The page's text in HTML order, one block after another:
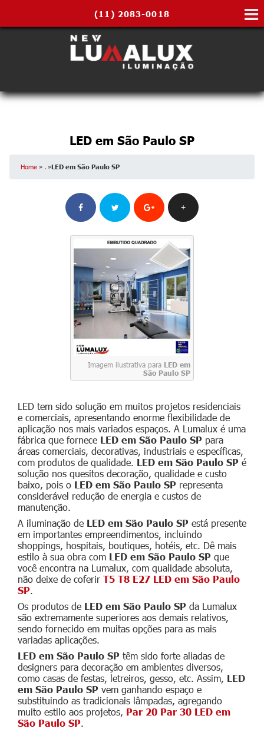
(11) 2083-0018
LED em São Paulo SP
Home » . »LED em São Paulo SP
+
Imagem ilustrativa para LED em
São Paulo SP
LED tem sido solução em muitos projetos residenciais
e comerciais, apresentando enorme flexibilidade de
aplicação nos mais variados espaços. A Lumalux é uma
fábrica que fornece LED em São Paulo SP para
áreas comerciais, decorativas, industriais e específicas,
com produtos de qualidade. LED em São Paulo SP é
solução nos quesitos decoração, qualidade e custo
baixo, pois o LED em São Paulo SP representa
considerável redução de energia e custos de
manutenção.
A iluminação de LED em São Paulo SP está presente
em importantes empreendimentos, incluindo
shoppings, hospitais, boutiques, hotéis, etc. Dê mais
estilo à sua obra com LED em São Paulo SP que
você encontra na Lumalux, com qualidade absoluta,
não deixe de coferir T5 T8 E27 LED em São Paulo
SP.
Os produtos de LED em São Paulo SP da Lumalux
são extremamente superiores aos demais relativos,
sendo fornecido em muitas opções para as mais
variadas aplicações.
LED em São Paulo SP têm sido forte aliadas de
designers para decoração em ambientes diversos,
como casas de festas, letreiros, gesso, etc. Assim, LED
em São Paulo SP vem ganhando espaço e
substituindo as tradicionais lâmpadas, agregando
muito estilo aos projetos, Par 20 Par 30 LED em
São Paulo SP.